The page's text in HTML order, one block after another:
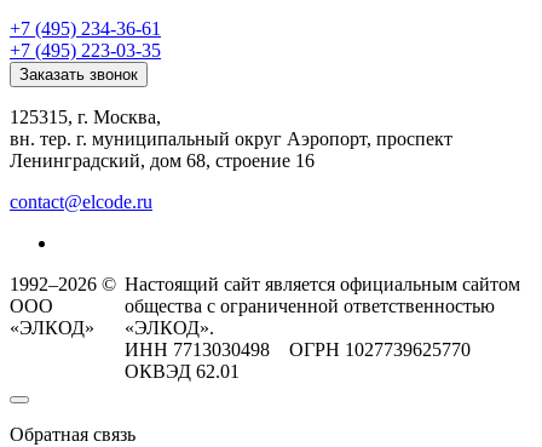
+7 (495) 234-36-61
+7 (495) 223-03-35
Заказать звонок
125315, г. Москва,
вн. тер. г. муниципальный округ Аэропорт, проспект
Ленинградский, дом 68, строение 16
contact@elcode.ru
1992–2026 ©
ООО
«ЭЛКОД»
Настоящий сайт является официальным сайтом
общества с ограниченной ответственностью
«ЭЛКОД».
ИНН 7713030498 ОГРН 1027739625770
ОКВЭД 62.01
Обратная связь